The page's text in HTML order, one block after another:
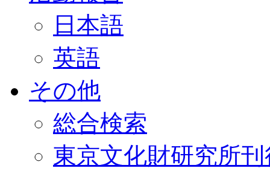
日本語
英語
その他
総合検索
東京文化財研究所